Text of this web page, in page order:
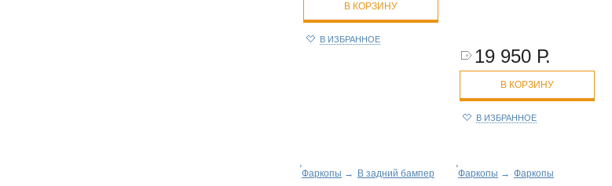
В КОРЗИНУ
В ИЗБРАННОЕ
19 950 Р.
В КОРЗИНУ
В ИЗБРАННОЕ
Фаркопы → В задний бампер Фаркопы → Фаркопы